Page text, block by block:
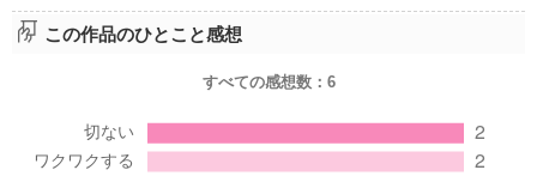
この作品のひとこと感想
すべての感想数： 6